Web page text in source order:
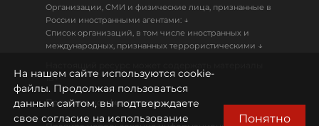
Организации, СМИ и физические лица, признанные в
России иностранными агентами: ↓
Список организаций, в том числе иностранных и
международных, признанных террористическими ↓
18+
Политика конфиденциальности
На нашем сайте используются cookie-
файлы. Продолжая пользоваться
данным сайтом, вы подтверждаете
свое согласие на использование
Понятно